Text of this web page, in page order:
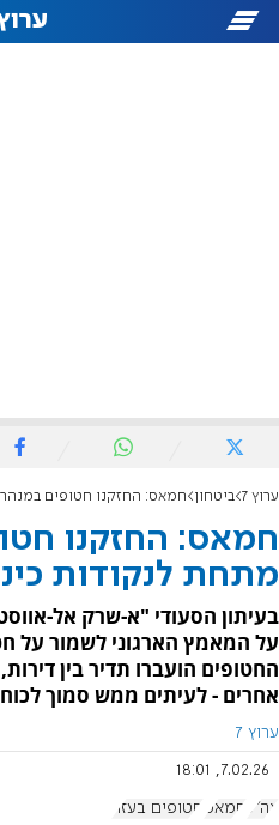
ערוץ 7 ביטחון חמאס: החזקנו חטופים במנהרות
חמאס: החזקנו
מתחת לנקודות
בעיתון הסעודי "א-שרק אל-
על המאמץ הארגוני לשמור על
החטופים הועברו תדיר בין
אחרים - לעיתים ממש סמוך
ערוץ 7
7.02.26, 18:01
צה"ל חמאס חטופים בעזה